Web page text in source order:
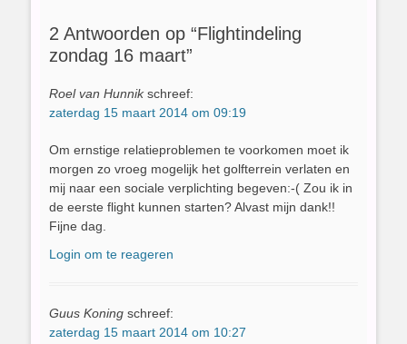
2 Antwoorden op “Flightindeling
zondag 16 maart”
Roel van Hunnik schreef:
zaterdag 15 maart 2014 om 09:19
Om ernstige relatieproblemen te voorkomen moet ik
morgen zo vroeg mogelijk het golfterrein verlaten en
mij naar een sociale verplichting begeven:-( Zou ik in
de eerste flight kunnen starten? Alvast mijn dank!!
Fijne dag.
Login om te reageren
Guus Koning schreef:
zaterdag 15 maart 2014 om 10:27